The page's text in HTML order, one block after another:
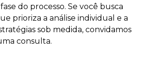
do processo. Se você busca
prioriza a análise individual e a
sob medida, convidamos
consulta.